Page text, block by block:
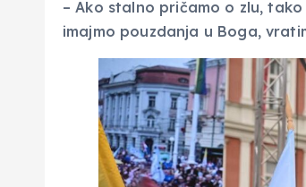
– Ako stalno pričamo o zlu,
imajmo pouzdanja u Boga,